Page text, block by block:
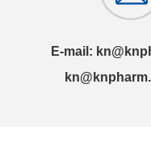
E-mail: